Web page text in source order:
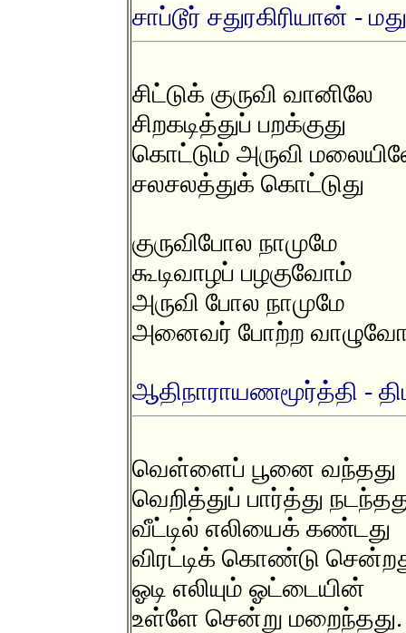
சாப்டூர் சதுரகிரியான் -
சிட்டுக் குருவி வானிலே
சிறகடித்துப் பறக்குது
கொட்டும் அருவி
சலசலத்துக் கொட்டுது
குருவிபோல நாமுமே
கூடிவாழப் பழகுவோம்
அருவி போல நாமுமே
அனைவர் போற்ற
ஆதிநாராயணமூர்த்தி -
வெள்ளைப் பூனை வந்தது
வெறித்துப் பார்த்து
வீட்டில் எலியைக் கண்டது
விரட்டிக் கொண்டு
ஓடி எலியும் ஓட்டையின்
உள்ளே சென்று மறைந்தது.